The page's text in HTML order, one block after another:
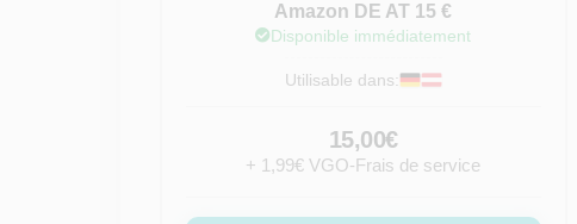
Amazon DE AT 15 €
Disponible immédiatement
Utilisable dans:
15,00€
+ 1,99€ VGO-Frais de service